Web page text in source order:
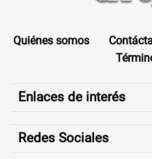
Quiénes somos
Enlaces de interés
Redes Sociales